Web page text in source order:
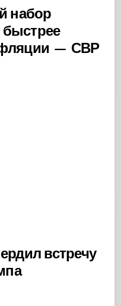
набор
быстрее
— СВР
встречу